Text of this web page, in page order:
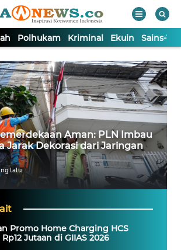
Polhukam Kriminal Ekuin Sains-
Aman: PLN Imbau
Jarak Dekorasi dari Jaringan
lalu
Promo Home Charging HCS
Jutaan di GIIAS 2026